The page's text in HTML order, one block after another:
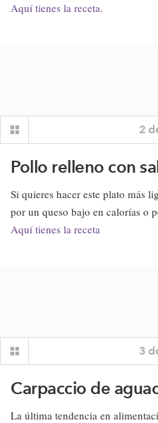
Aquí tienes la receta.
2
Pollo relleno con
Si quieres hacer este plato más
por un queso bajo en calorías o
Aquí tienes la receta
3
Carpaccio de
La última tendencia en